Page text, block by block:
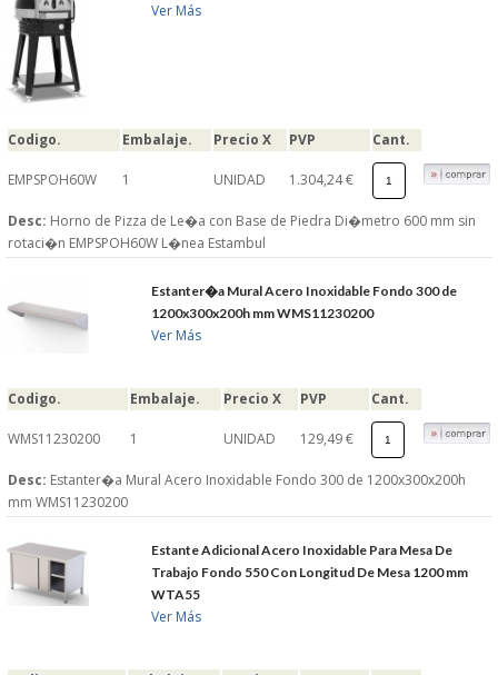
Ver Más
Codigo. Embalaje. Precio X PVP Cant.
EMPSPOH60W 1 UNIDAD 1.304,24 €
Desc: Horno de Pizza de Le�a con Base de Piedra Di�metro 600 mm sin
rotaci�n EMPSPOH60W L�nea Estambul
Estanter�a Mural Acero Inoxidable Fondo 300 de
1200x300x200h mm WMS11230200
Ver Más
Codigo. Embalaje. Precio X PVP Cant.
WMS11230200 1 UNIDAD 129,49 €
Desc: Estanter�a Mural Acero Inoxidable Fondo 300 de 1200x300x200h
mm WMS11230200
Estante Adicional Acero Inoxidable Para Mesa De
Trabajo Fondo 550 Con Longitud De Mesa 1200 mm
WTA55
Ver Más